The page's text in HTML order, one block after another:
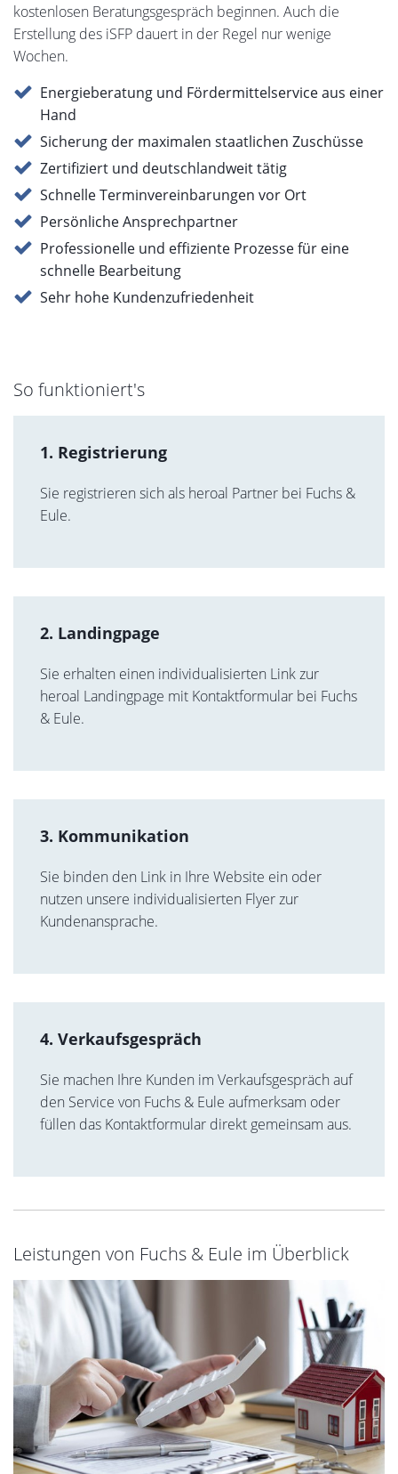
kostenlosen Beratungsgespräch beginnen. Auch die
Erstellung des iSFP dauert in der Regel nur wenige
Wochen.
Energieberatung und Fördermittelservice aus einer
Hand
Sicherung der maximalen staatlichen Zuschüsse
Zertifiziert und deutschlandweit tätig
Schnelle Terminvereinbarungen vor Ort
Persönliche Ansprechpartner
Professionelle und effiziente Prozesse für eine
schnelle Bearbeitung
Sehr hohe Kundenzufriedenheit
So funktioniert's
1. Registrierung
Sie registrieren sich als heroal Partner bei Fuchs &
Eule.
2. Landingpage
Sie erhalten einen individualisierten Link zur
heroal Landingpage mit Kontaktformular bei Fuchs
& Eule.
3. Kommunikation
Sie binden den Link in Ihre Website ein oder
nutzen unsere individualisierten Flyer zur
Kundenansprache.
4. Verkaufsgespräch
Sie machen Ihre Kunden im Verkaufsgespräch auf
den Service von Fuchs & Eule aufmerksam oder
füllen das Kontaktformular direkt gemeinsam aus.
Leistungen von Fuchs & Eule im Überblick